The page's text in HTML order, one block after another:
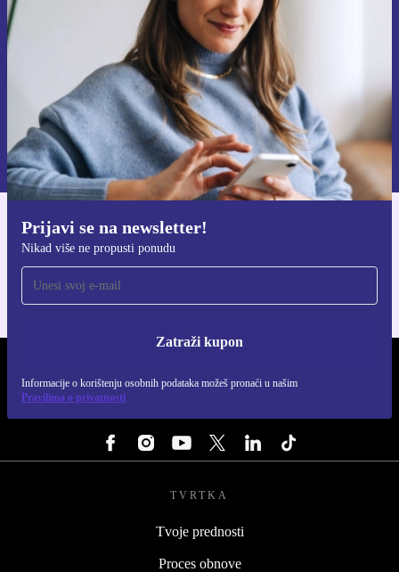
Prijavi se na newsletter!
Nikad više ne propusti ponudu
Zatraži kupon
Informacije o korištenju osobnih podataka možeš pronaći u našim
Pravilima o privatnosti
Zatraži kupon
Informacije o korištenju osobnih podataka možeš pronaći u našim
Pravilima privatnosti.
Preuzmi refurbed aplikaciju
Za iOS i Android
TVRTKA
Tvoje prednosti
Proces obnove